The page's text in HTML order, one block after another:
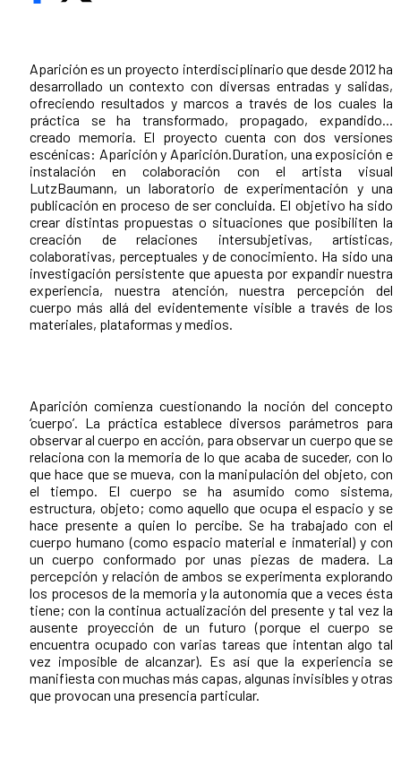
Aparición es un proyecto interdisciplinario que desde 2012 ha
desarrollado un contexto con diversas entradas y salidas,
ofreciendo resultados y marcos a través de los cuales la
práctica se ha transformado, propagado, expandido...
creado memoria. El proyecto cuenta con dos versiones
escénicas: Aparición y Aparición.Duration, una exposición e
instalación en colaboración con el artista visual
LutzBaumann, un laboratorio de experimentación y una
publicación en proceso de ser concluida. El objetivo ha sido
crear distintas propuestas o situaciones que posibiliten la
creación de relaciones intersubjetivas, artísticas,
colaborativas, perceptuales y de conocimiento. Ha sido una
investigación persistente que apuesta por expandir nuestra
experiencia, nuestra atención, nuestra percepción del
cuerpo más allá del evidentemente visible a través de los
materiales, plataformas y medios.
Aparición comienza cuestionando la noción del concepto
‘cuerpo’. La práctica establece diversos parámetros para
observar al cuerpo en acción, para observar un cuerpo que se
relaciona con la memoria de lo que acaba de suceder, con lo
que hace que se mueva, con la manipulación del objeto, con
el tiempo. El cuerpo se ha asumido como sistema,
estructura, objeto; como aquello que ocupa el espacio y se
hace presente a quien lo percibe. Se ha trabajado con el
cuerpo humano (como espacio material e inmaterial) y con
un cuerpo conformado por unas piezas de madera. La
percepción y relación de ambos se experimenta explorando
los procesos de la memoria y la autonomía que a veces ésta
tiene; con la continua actualización del presente y tal vez la
ausente proyección de un futuro (porque el cuerpo se
encuentra ocupado con varias tareas que intentan algo tal
vez imposible de alcanzar). Es así que la experiencia se
manifiesta con muchas más capas, algunas invisibles y otras
que provocan una presencia particular.